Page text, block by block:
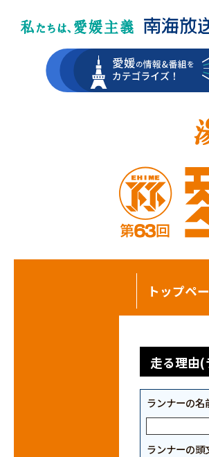
トップペ
走る理由(
ランナーの名
ランナーの頭